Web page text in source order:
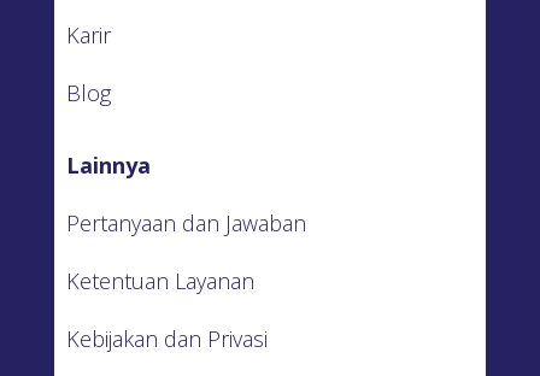
Karir
Blog
Lainnya
Pertanyaan dan Jawaban
Ketentuan Layanan
Kebijakan dan Privasi